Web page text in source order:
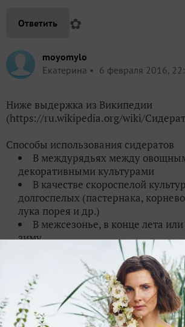
Ответить ✿
moyomylo
Екатерина
6 февраля 2016,
Ниже выдержка из Википедии
(https://ru.wikipedia.org/wiki/
Cпособы использования сидератов
В междурядьях между
декоративными культурами
В качестве скороспелой
долгоспелых (пастернака,
лука порея и др.)
В межсезонье, в конце лета
зиму
Во время отдыха почвы от
использования на весь год
Ответить ✿